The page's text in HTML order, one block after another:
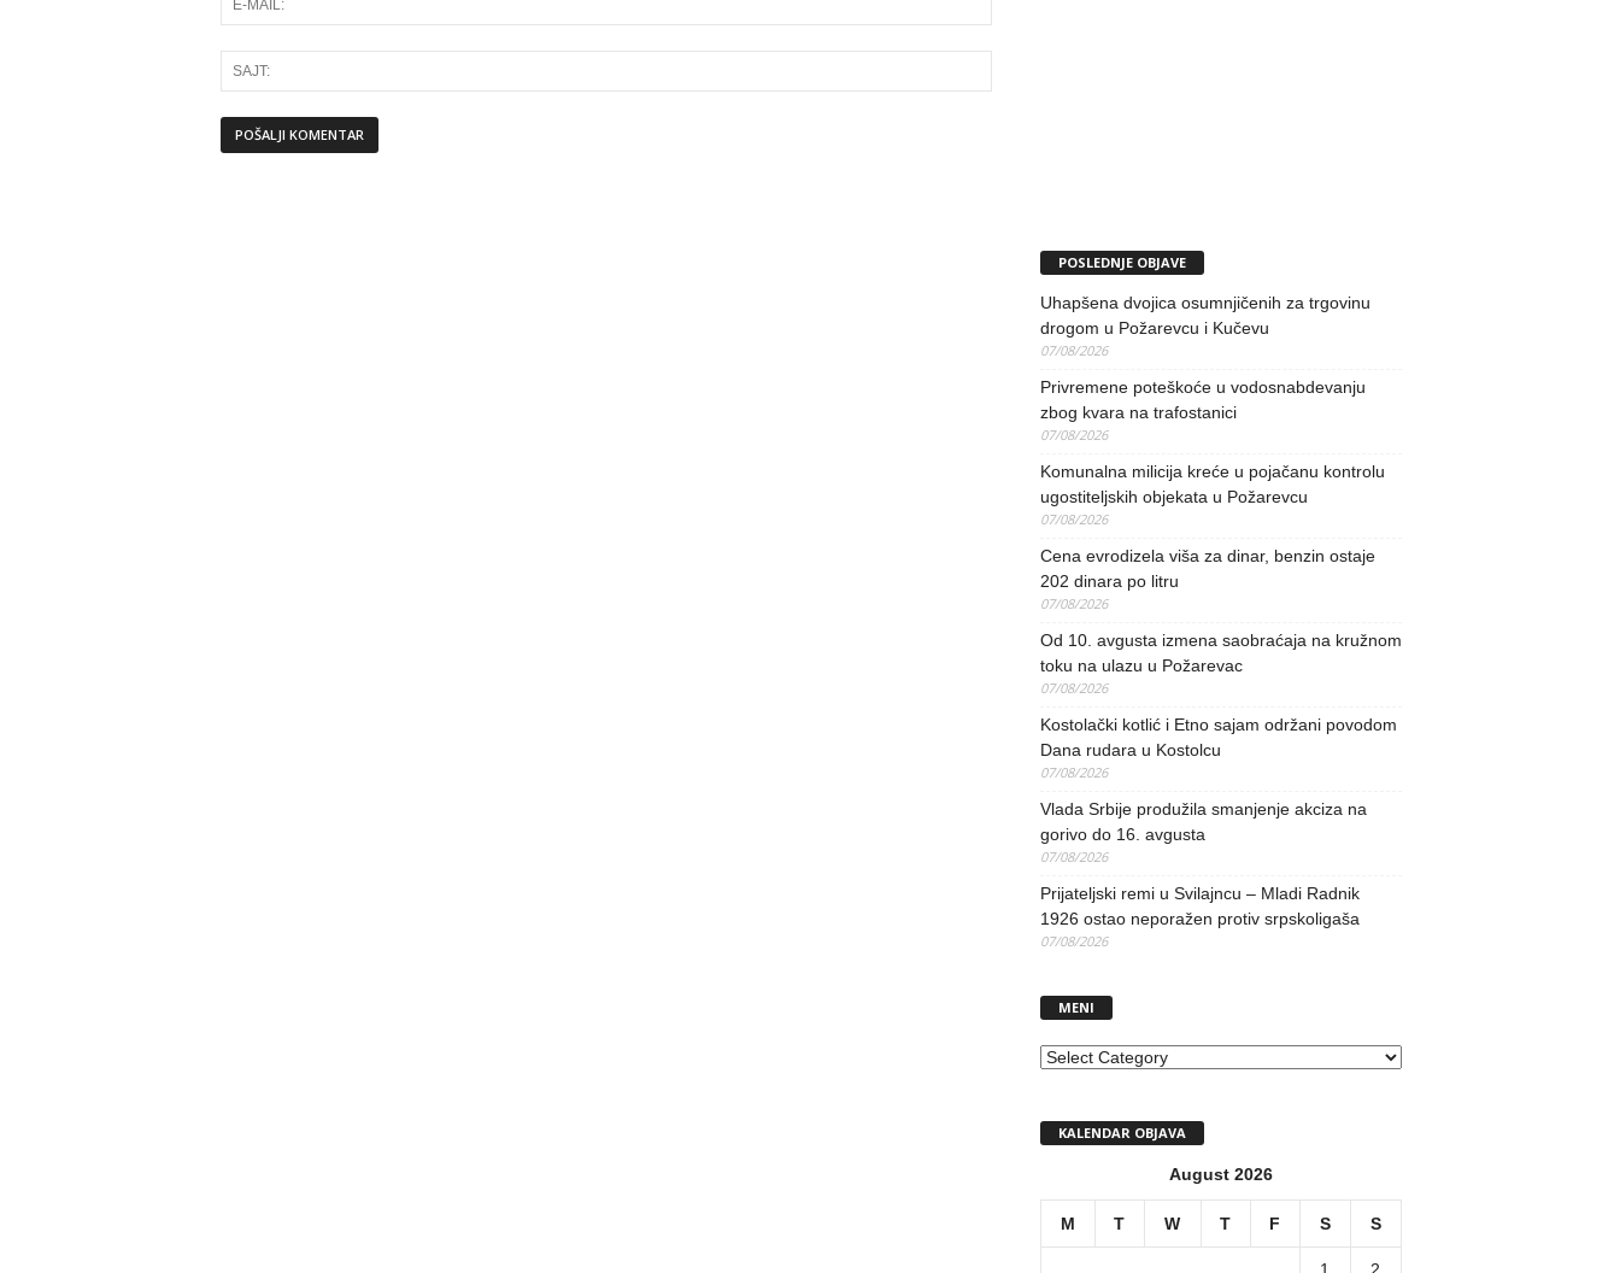
POSLEDNJE OBJAVE
Uhapšena dvojica osumnjičenih za trgovinu
drogom u Požarevcu i Kučevu
07/08/2026
Privremene poteškoće u vodosnabdevanju
zbog kvara na trafostanici
07/08/2026
Komunalna milicija kreće u pojačanu kontrolu
ugostiteljskih objekata u Požarevcu
07/08/2026
Cena evrodizela viša za dinar, benzin ostaje
202 dinara po litru
07/08/2026
Od 10. avgusta izmena saobraćaja na kružnom
toku na ulazu u Požarevac
07/08/2026
Kostolački kotlić i Etno sajam održani povodom
Dana rudara u Kostolcu
07/08/2026
Vlada Srbije produžila smanjenje akciza na
gorivo do 16. avgusta
07/08/2026
Prijateljski remi u Svilajncu – Mladi Radnik
1926 ostao neporažen protiv srpskoligaša
07/08/2026
MENI
MENI
KALENDAR OBJAVA
August 2026
M T W T F S S
1 2